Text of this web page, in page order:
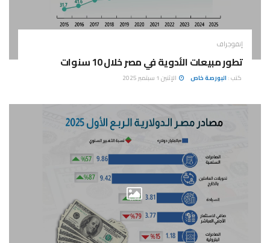
إنفوجراف
تطور مبيعات الأدوية في مصر خلال 10 سنوات
كتب : البورصة خاص الإثنين 1 سبتمبر 2025